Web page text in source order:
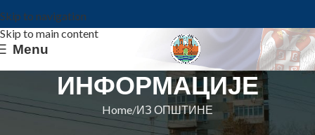
Skip to navigation
Skip to main content
Menu
ИНФОРМАЦИЈЕ
Home ИЗ ОПШТИНЕ
ИЗ ОПШТИНЕ